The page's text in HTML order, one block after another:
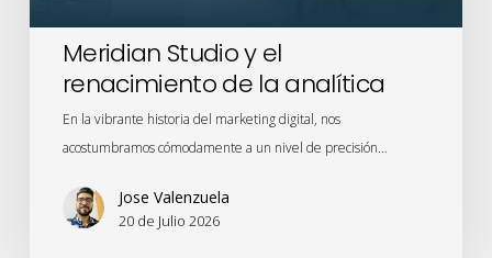
Meridian Studio y el
renacimiento de la analítica
En la vibrante historia del marketing digital, nos
acostumbramos cómodamente a un nivel de precisión…
Jose Valenzuela
20 de Julio 2026